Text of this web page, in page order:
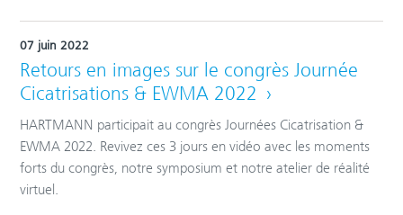
07 juin 2022
Retours en images sur le congrès Journée
Cicatrisations & EWMA 2022
HARTMANN participait au congrès Journées Cicatrisation &
EWMA 2022. Revivez ces 3 jours en vidéo avec les moments
forts du congrès, notre symposium et notre atelier de réalité
virtuel.